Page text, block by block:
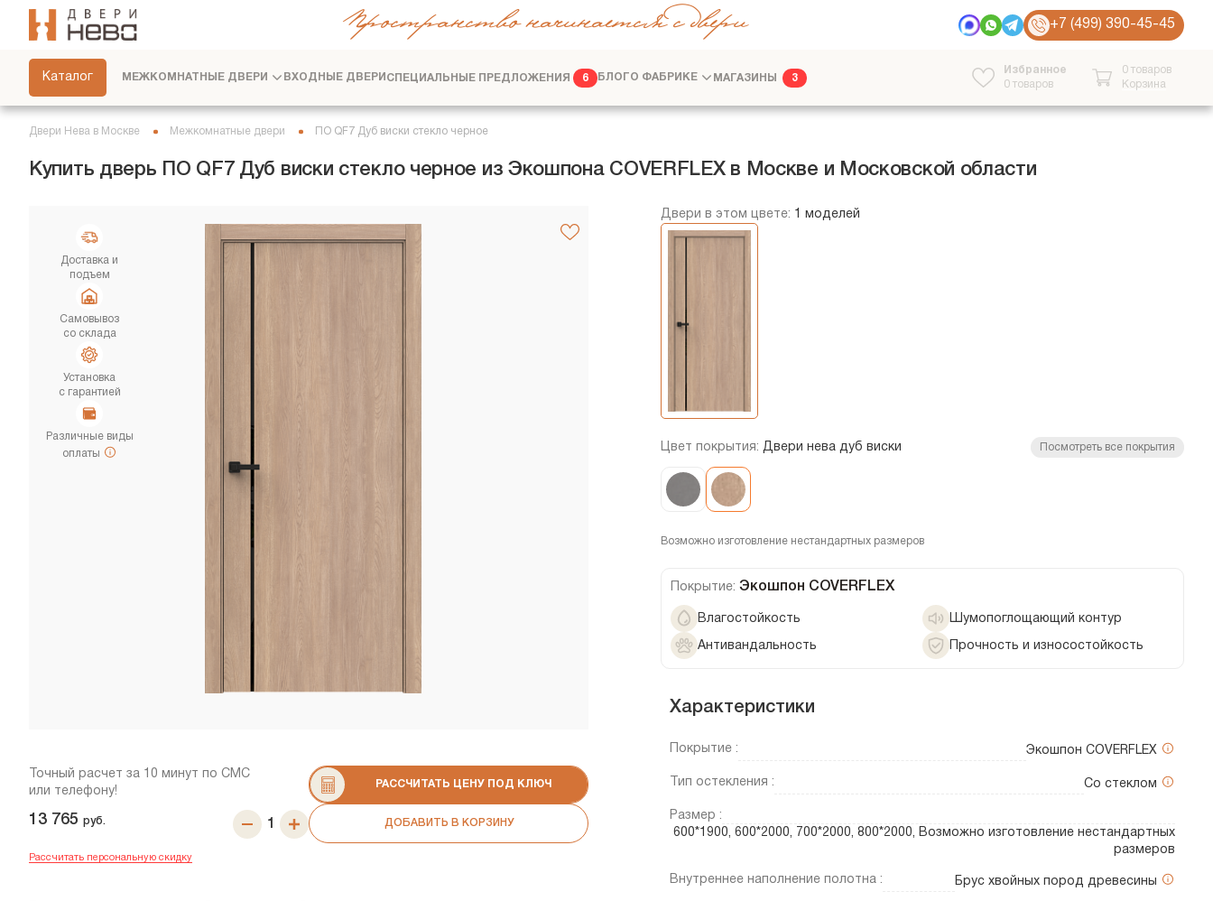
Пространство начинается с двери +7 (499) 390-45-45
Каталог
СКРЫТЫЕ ДВЕРИ
ДЕКОРАТИВНЫЕ РЕЙКИ
СЕРВИС
МЕЖКОМНАТНЫЕ ДВЕРИ ВХОДНЫЕ ДВЕРИ СПЕЦИАЛЬНЫЕ ПРЕДЛОЖЕНИЯ 6 БЛОГО ФАБРИКЕ
МАГАЗИНЫ 3
Избранное
0 товаров
0 товаров
Корзина
Двери Нева в Москве Межкомнатные двери ПО QF7 Дуб виски стекло черное
Купить дверь ПО QF7 Дуб виски стекло черное из Экошпона COVERFLEX в Москве и Московской области
Доставка и
подъем
Самовывоз
со склада
Установка
с гарантией
Различные виды
оплаты
Точный расчет за 10 минут по СМС
или телефону!
13 765 руб.
РАССЧИТАТЬ ЦЕНУ ПОД КЛЮЧ
ДОБАВИТЬ В КОРЗИНУ
Рассчитать персональную скидку
Двери в этом цвете: 1 моделей
Цвет покрытия: Двери нева дуб виски Посмотреть все покрытия
Возможно изготовление нестандартных размеров
Покрытие: Экошпон COVERFLEX
Влагостойкость Шумопоглощающий контур
Антивандальность Прочность и износостойкость
Характеристики
Покрытие : Экошпон COVERFLEX
Тип остекления : Со стеклом
Размер :
600*1900, 600*2000, 700*2000, 800*2000, Возможно изготовление нестандартных
размеров
Внутреннее наполнение полотна : Брус хвойных пород древесины